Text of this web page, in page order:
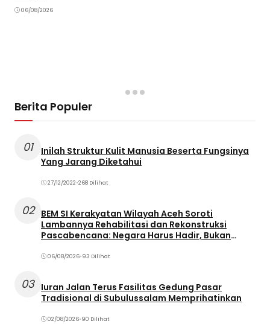
06/08/2026
Berita Populer
01
Inilah Struktur Kulit Manusia Beserta Fungsinya
Yang Jarang Diketahui
27/12/2022•268 Dilihat
02
BEM SI Kerakyatan Wilayah Aceh Soroti
Lambannya Rehabilitasi dan Rekonstruksi
Pascabencana: Negara Harus Hadir, Bukan
06/08/2026•93 Dilihat
03 Iuran Jalan Terus Fasilitas Gedung Pasar
Tradisional di Subulussalam Memprihatinkan
02/08/2026•90 Dilihat